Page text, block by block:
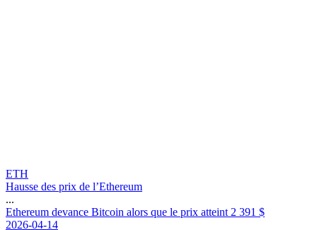
ETH
Hausse des prix de l’Ethereum
...
Ethereum devance Bitcoin alors que le prix atteint 2 391 $
2026-04-14